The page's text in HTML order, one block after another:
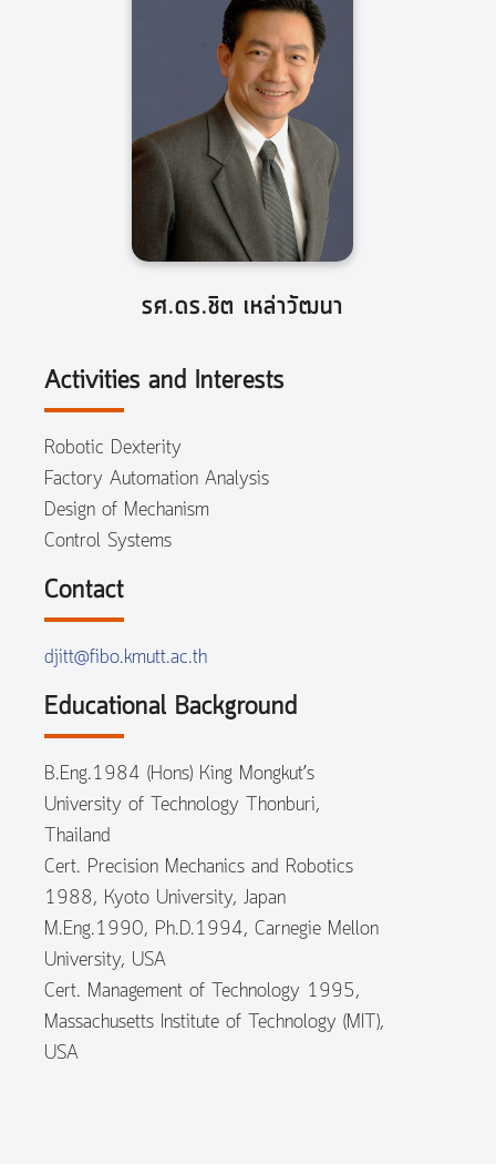
รศ.ดร.ชิต เหล่าวัฒนา
Activities and Interests
Robotic Dexterity
Factory Automation Analysis
Design of Mechanism
Control Systems
Contact
djitt@fibo.kmutt.ac.th
Educational Background
B.Eng.1984 (Hons) King Mongkut’s
University of Technology Thonburi,
Thailand
Cert. Precision Mechanics and Robotics
1988, Kyoto University, Japan
M.Eng.1990, Ph.D.1994, Carnegie Mellon
University, USA
Cert. Management of Technology 1995,
Massachusetts Institute of Technology (MIT),
USA